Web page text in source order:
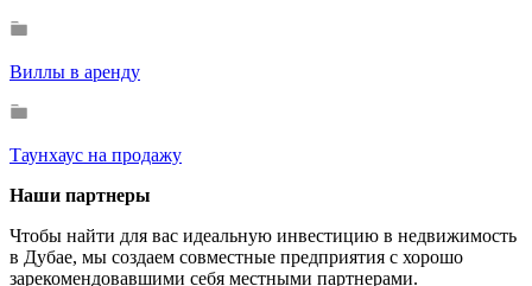
Виллы в аренду
Таунхаус на продажу
Наши партнеры
Чтобы найти для вас идеальную инвестицию в недвижимость
в Дубае, мы создаем совместные предприятия с хорошо
зарекомендовавшими себя местными партнерами.